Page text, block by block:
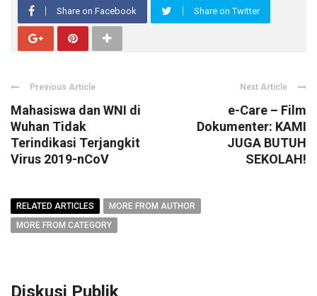
Share on Facebook Share on Twitter
Previous Article
Mahasiswa dan WNI di
Wuhan Tidak
Terindikasi Terjangkit
Virus 2019-nCoV
Next Article
e-Care – Film
Dokumenter: KAMI
JUGA BUTUH
SEKOLAH!
RELATED ARTICLES
MORE FROM AUTHOR
MORE FROM CATEGORY
Diskusi Publik